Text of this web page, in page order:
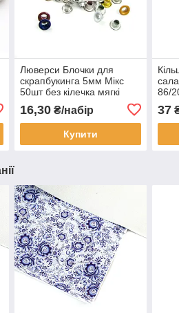
Люверси Блочки для
скрапбукинга 5мм Мікс
50шт без кілечка мягкі
16,30₴/набір
Купити
86/
37